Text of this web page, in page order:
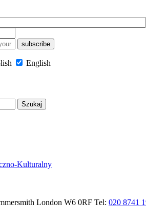
English
London W6 0RF Tel: 020 8741